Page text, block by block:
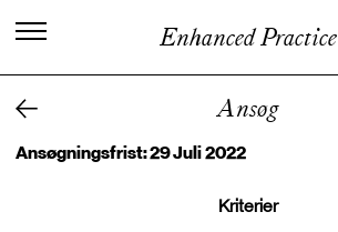
nte r K un ner
Viden ogUdvikling
Enhanced Practice
Ansøg
Ansøgningsfrist: 29 Juli2022
Kriterier